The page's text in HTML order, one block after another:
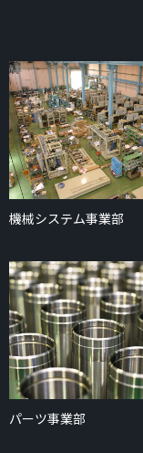
機械システム事業部
パーツ事業部